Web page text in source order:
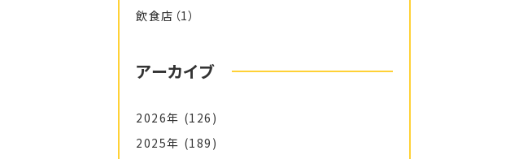
飲食店 （1）
アーカイブ
2026年 (126)
2025年 (189)